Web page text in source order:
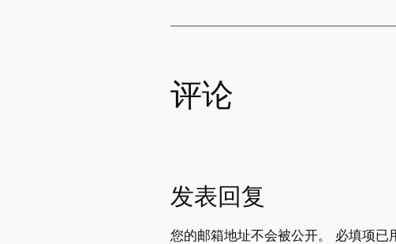
评论
发表回复
您的邮箱地址不会被公开。 必填项已